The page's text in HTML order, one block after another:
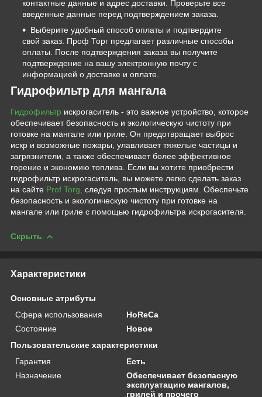
контактные данные и адрес доставки. Проверьте все
введенные данные перед подтверждением заказа.
Выберите удобный способ оплаты и подтвердите
свой заказ. Проф Торг предлагает различные способы
оплаты. После подтверждения заказа вы получите
подтверждение на вашу электронную почту с
информацией о доставке и оплате.
Гидрофильтр для мангала
Гидрофильтр искрогаситель - это важное устройство, которое
обеспечивает безопасность и экологическую чистоту при
готовке на мангале или гриле. Он предотвращает выброс
искр и возможные пожары, улавливает тяжелые частицы и
загрязнители, а также обеспечивает более эффективное
горение и экономию топлива. Если вы хотите приобрести
гидрофильтр искрогаситель, вы можете легко сделать заказ
на сайте Prof Torg, следуя простым инструкциям. Обеспечьте
безопасность и экологическую чистоту при готовке на
мангале или гриле с помощью гидрофильтра искрогасителя.
Скрыть
Характеристики
Основные атрибуты
Сфера использования
HoReCa
Состояние
Новое
Пользовательские характеристики
Гарантия
Есть
Назначение
Обеспечивает безопасную
эксплуатацию мангалов,
грилей и прочего